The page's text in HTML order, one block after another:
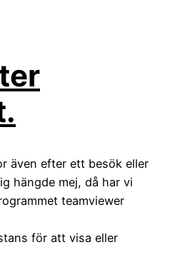
även efter ett besök eller
hängde mej, då har vi
teamviewer
för att visa eller